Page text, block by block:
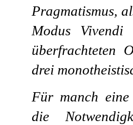
Pragmatismus,
Modus
überfrachteten
drei
Für manch
die